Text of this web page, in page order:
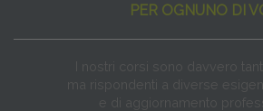
PER OGNUNO DI
I nostri corsi sono davvero
ma rispondenti a diverse
e di aggiornamento